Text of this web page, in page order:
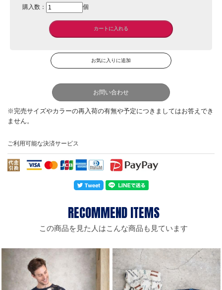
購入数： 個
お問い合わせ
ご利用可能な決済サービス
この商品を見た人はこんな商品も見ています